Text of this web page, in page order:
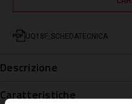
UQ18F_SCHEDATECNICA
Descrizione
Caratteristiche